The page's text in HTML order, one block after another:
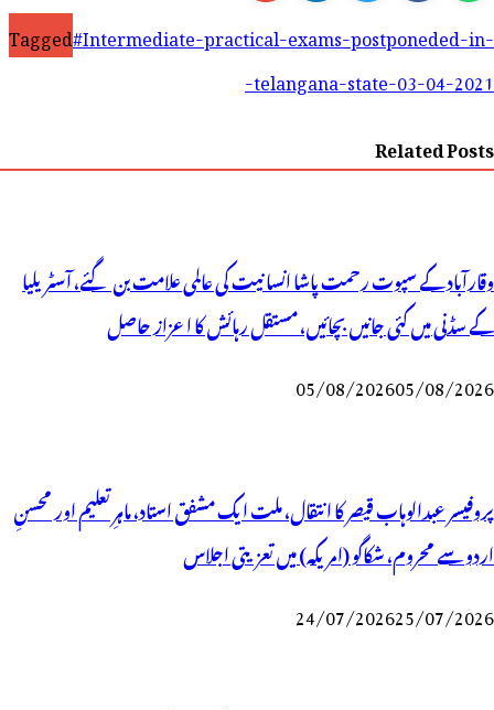
Tagged#Intermediate-practical-exams-postponeded-in-
telangana-state-03-04-2021-
Related Posts
وقارآباد کے سپوت رحمت پاشا انسانیت کی عالمی علامت بن گئے، آسٹریلیا
کے سڈنی میں کئی جانیں بچائیں، مستقل رہائش کا اعزاز حاصل
05/08/202605/08/2026
پروفیسر عبدالوہاب قیصر کا انتقال، ملت ایک مشفق استاد، ماہرِتعلیم اور محسنِ
اردو سے محروم، شکاگو (امریکہ) میں تعزیتی اجلاس
24/07/202625/07/2026